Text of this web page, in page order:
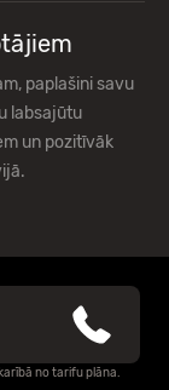
paplašini savu
labsajūtu
un pozitīvāk
no tarifu plāna.